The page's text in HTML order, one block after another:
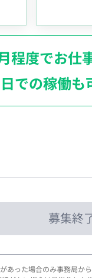
程度でお仕
での稼働も
募集終
あった場合のみ事務局から